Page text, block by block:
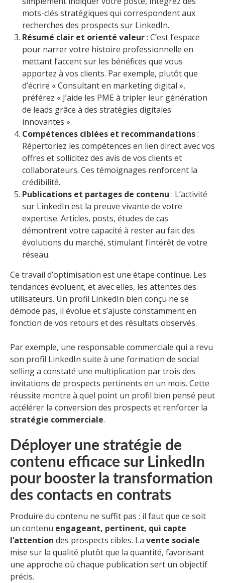
mots-clés stratégiques qui correspondent aux
recherches des prospects sur LinkedIn.
Résumé clair et orienté valeur: C’est l’espace
pour narrer votre histoire professionnelle en
mettant l’accent sur les bénéfices que vous
apportez à vos clients. Par exemple, plutôt que
d’écrire « Consultant en marketing digital »,
préférez « J’aide les PME à tripler leur génération
de leads grâce à des stratégies digitales
innovantes ».
Compétences ciblées et recommandations:
Répertoriez les compétences en lien direct avec vos
offres et sollicitez des avis de vos clients et
collaborateurs. Ces témoignages renforcent la
crédibilité.
Publications et partages de contenu : L’activité
sur LinkedIn est la preuve vivante de votre
expertise. Articles, posts, études de cas
démontrent votre capacité à rester au fait des
évolutions du marché, stimulant l’intérêt de votre
réseau.
Ce travail d’optimisation est une étape continue. Les
tendances évoluent, et avec elles, les attentes des
utilisateurs. Un profil LinkedIn bien conçu ne se
démode pas, il évolue et s’ajuste constamment en
fonction de vos retours et des résultats observés.
Par exemple, une responsable commerciale qui a revu
son profil LinkedIn suite à une formation de social
selling a constaté une multiplication par trois des
invitations de prospects pertinents en un mois. Cette
réussite montre à quel point un profil bien pensé peut
accélérer la conversion des prospects et renforcer la
stratégie commerciale.
Déployer une stratégie de
contenu efficace sur LinkedIn
pour booster la transformation
des contacts en contrats
Produire du contenu ne suffit pas : il faut que ce soit
un contenu engageant, pertinent, qui capte
l’attention des prospects cibles. La vente sociale
mise sur la qualité plutôt que la quantité, favorisant
une approche où chaque publication sert un objectif
précis.